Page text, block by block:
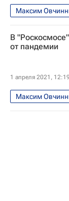
Максим
НАСА
В
от пандемии
1 апреля 2021, 12:19
Максим
Космос - РИА